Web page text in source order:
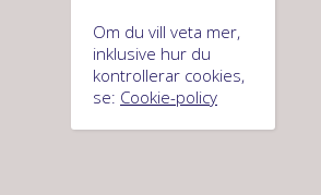
Om du vill veta mer,
inklusive hur du
kontrollerar cookies,
se: Cookie-policy